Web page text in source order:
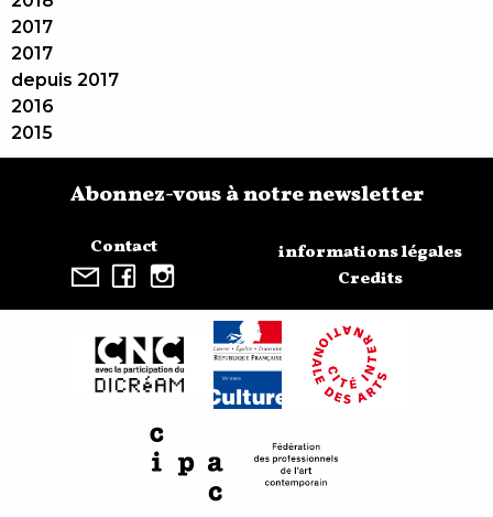
2017
2017
depuis 2017
2016
2015
Contact
Abonnez-vous à notre newsletter
informations légales
Credits